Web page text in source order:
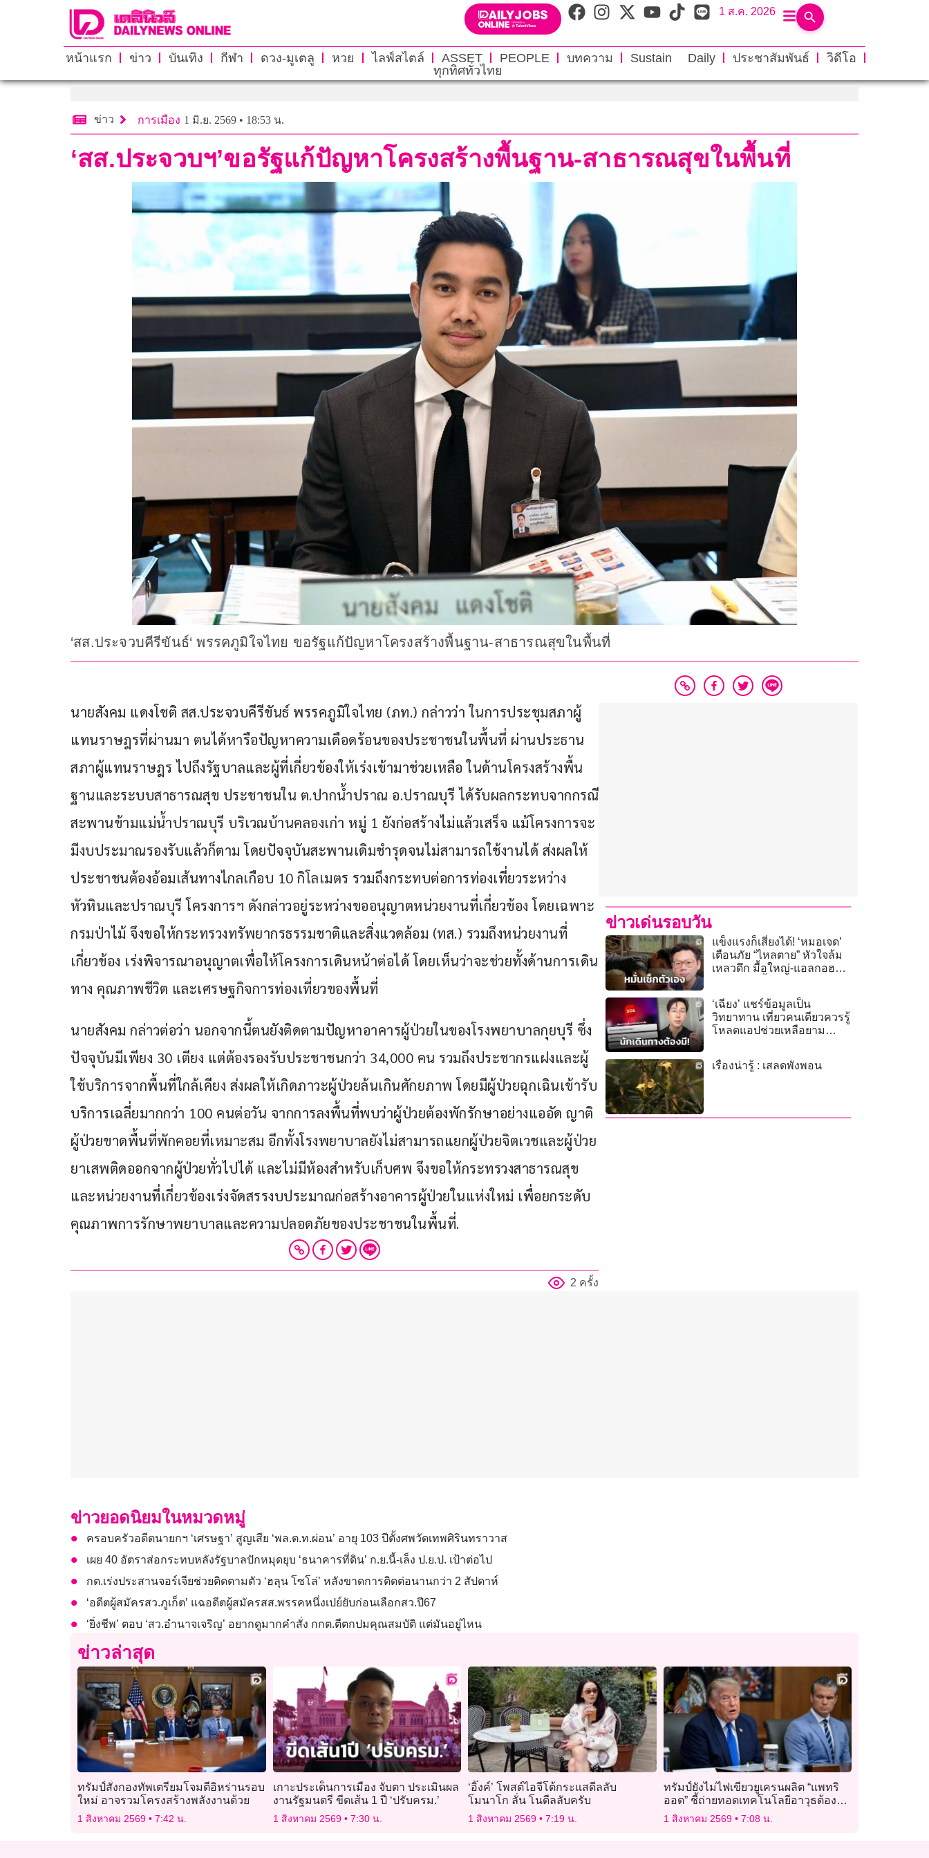
1 ส.ค. 2026
หน้าแรก ข่าว บันเทิง กีฬา ดวง-มูเตลู หวย ไลฟ์สไตล์ ASSET PEOPLE บทความ Sustain Daily ประชาสัมพันธ์
วิดีโอ
ทุกทิศทั่วไทย
ข่าว การเมือง 1 มิ.ย. 2569 • 18:53 น.
‘สส.ประจวบฯ’ขอรัฐแก้ปัญหาโครงสร้างพื้นฐาน-สาธารณสุขในพื้นที่
‘สส.ประจวบคีรีขันธ์‘ พรรคภูมิใจไทย ขอรัฐแก้ปัญหาโครงสร้างพื้นฐาน-สาธารณสุขในพื้นที่
นายสังคม แดงโชติ สส.ประจวบคีรีขันธ์ พรรคภูมิใจไทย (ภท.) กล่าวว่า ในการประชุมสภาผู้
แทนราษฎรที่ผ่านมา ตนได้หารือปัญหาความเดือดร้อนของประชาชนในพื้นที่ ผ่านประธาน
สภาผู้แทนราษฎร ไปถึงรัฐบาลและผู้ที่เกี่ยวข้องให้เร่งเข้ามาช่วยเหลือ ในด้านโครงสร้างพื้น
ฐานและระบบสาธารณสุข ประชาชนใน ต.ปากน้ำปราณ อ.ปราณบุรี ได้รับผลกระทบจากกรณี
สะพานข้ามแม่น้ำปราณบุรี บริเวณบ้านคลองเก่า หมู่ 1 ยังก่อสร้างไม่แล้วเสร็จ แม้โครงการจะ
มีงบประมาณรองรับแล้วก็ตาม โดยปัจจุบันสะพานเดิมชำรุดจนไม่สามารถใช้งานได้ ส่งผลให้
ประชาชนต้องอ้อมเส้นทางไกลเกือบ 10 กิโลเมตร รวมถึงกระทบต่อการท่องเที่ยวระหว่าง
หัวหินและปราณบุรี โครงการฯ ดังกล่าวอยู่ระหว่างขออนุญาตหน่วยงานที่เกี่ยวข้อง โดยเฉพาะ
กรมป่าไม้ จึงขอให้กระทรวงทรัพยากรธรรมชาติและสิ่งแวดล้อม (ทส.) รวมถึงหน่วยงานที่
เกี่ยวข้อง เร่งพิจารณาอนุญาตเพื่อให้โครงการเดินหน้าต่อได้ โดยเห็นว่าจะช่วยทั้งด้านการเดิน
ทาง คุณภาพชีวิต และเศรษฐกิจการท่องเที่ยวของพื้นที่
นายสังคม กล่าวต่อว่า นอกจากนี้ตนยังติดตามปัญหาอาคารผู้ป่วยในของโรงพยาบาลกุยบุรี ซึ่ง
ปัจจุบันมีเพียง 30 เตียง แต่ต้องรองรับประชาชนกว่า 34,000 คน รวมถึงประชากรแฝงและผู้
ใช้บริการจากพื้นที่ใกล้เคียง ส่งผลให้เกิดภาวะผู้ป่วยล้นเกินศักยภาพ โดยมีผู้ป่วยฉุกเฉินเข้ารับ
บริการเฉลี่ยมากกว่า 100 คนต่อวัน จากการลงพื้นที่พบว่าผู้ป่วยต้องพักรักษาอย่างแออัด ญาติ
ผู้ป่วยขาดพื้นที่พักคอยที่เหมาะสม อีกทั้งโรงพยาบาลยังไม่สามารถแยกผู้ป่วยจิตเวชและผู้ป่วย
ยาเสพติดออกจากผู้ป่วยทั่วไปได้ และไม่มีห้องสำหรับเก็บศพ จึงขอให้กระทรวงสาธารณสุข
และหน่วยงานที่เกี่ยวข้องเร่งจัดสรรงบประมาณก่อสร้างอาคารผู้ป่วยในแห่งใหม่ เพื่อยกระดับ
คุณภาพการรักษาพยาบาลและความปลอดภัยของประชาชนในพื้นที่.
2 ครั้ง
ข่าวเด่นรอบวัน
แข็งแรงก็เสี่ยงได้! ‘หมอเจด’
เตือนภัย “ไหลตาย” หัวใจล้ม
เหลวดึก มื้อใหญ่-แอลกอฮอล์
‘เฉียง’ แชร์ข้อมูลเป็น
วิทยาทาน เที่ยวคนเดียวควรรู้
โหลดแอปช่วยเหลือยาม
เรื่องน่ารู้ : เสลดพังพอน
ข่าวยอดนิยมในหมวดหมู่
ครอบครัวอดีตนายกฯ ‘เศรษฐา’ สูญเสีย ‘พล.ต.ท.ผ่อน’ อายุ 103 ปีตั้งศพวัดเทพศิรินทราวาส
เผย 40 อัตราส่อกระทบหลังรัฐบาลปักหมุดยุบ ‘ธนาคารที่ดิน’ ก.ย.นี้-เล็ง ป.ย.ป. เป้าต่อไป
กต.เร่งประสานจอร์เจียช่วยติดตามตัว ‘ฮลุน โซโล่’ หลังขาดการติดต่อนานกว่า 2 สัปดาห์
‘อดีตผู้สมัครสว.ภูเก็ต’ แฉอดีตผู้สมัครสส.พรรคหนึ่งเปย์ยับก่อนเลือกสว.ปี67
‘ยิ่งชีพ’ ตอบ ‘สว.อำนาจเจริญ’ อยากดูมากคำสั่ง กกต.ตีตกปมคุณสมบัติ แต่มันอยู่ไหน
ข่าวล่าสุด
ทรัมป์สั่งกองทัพเตรียมโจมตีอิหร่านรอบ
ใหม่ อาจรวมโครงสร้างพลังงานด้วย
1 สิงหาคม 2569 7:42 น.
เกาะประเด็นการเมือง จับตา ประเมินผล
งานรัฐมนตรี ขีดเส้น 1 ปี ‘ปรับครม.’
1 สิงหาคม 2569 7:30 น.
‘อิ๊งค์’ โพสต์ไอจีโต้กระแสดีลลับ
โมนาโก ลั่น โนดีลลับครับ
1 สิงหาคม 2569 7:19 น.
ทรัมป์ยังไม่ไฟเขียวยูเครนผลิต “แพทริ
ออต” ชี้ถ่ายทอดเทคโนโลยีอาวุธต้อง
รอบคอบ
1 สิงหาคม 2569 7:08 น.